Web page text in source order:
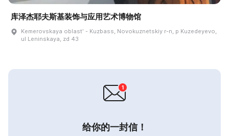
库泽杰耶夫斯基装饰与应用艺术博物馆
Kemerovskaya oblastʹ - Kuzbass, Novokuznetskiy r-n, p Kuzedeyevo,
ul Leninskaya, zd 43
给你的一封信！